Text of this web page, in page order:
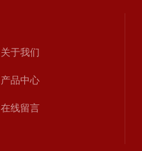
关于我们
产品中心
在线留言